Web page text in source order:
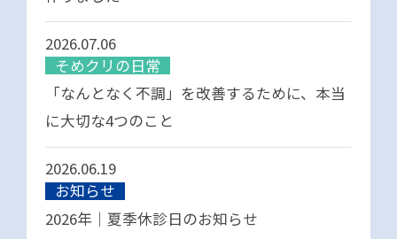
2026.07.06
そめクリの日常
「なんとなく不調」を改善するために、本当
に大切な4つのこと
2026.06.19
お知らせ
2026年｜夏季休診日のお知らせ